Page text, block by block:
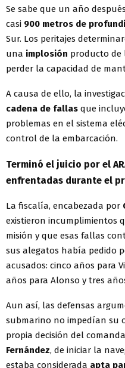
Se sabe que un año
casi 900 metros de
Sur. Los peritajes
una implosión producto de
perder la capacidad de
A causa de ello, la
cadena de fallas que
problemas en el sistema
control de la embarcación.
Terminó el juicio por el
enfrentadas durante el
La fiscalía, encabezada por
existieron incumplimientos
misión y que esas fallas
sus alegatos había pedido
acusados: cinco años para
años para Alonso y tres
Aun así, las defensas
submarino no impedían su
propia decisión del
Fernández, de iniciar la
estaba considerada apta